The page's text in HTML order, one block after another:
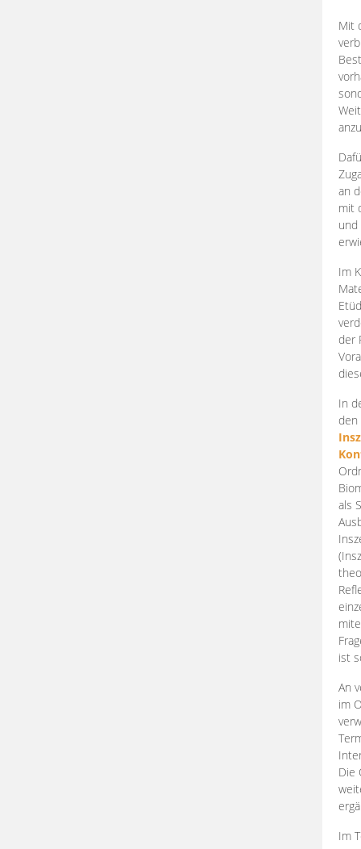
Mit
an
mit
und
Im
der
In
den
als
ist
An
im
Die
Im